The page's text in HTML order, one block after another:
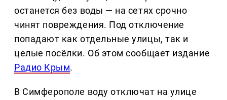
останется без воды — на сетях срочно
чинят повреждения. Под отключение
попадают как отдельные улицы, так и
целые посёлки. Об этом сообщает издание
Радио Крым.
В Симферополе воду отключат на улице